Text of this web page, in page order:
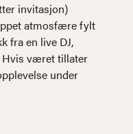
invitasjon)
atmosfære fylt
fra en live DJ,
Hvis været tillater
under